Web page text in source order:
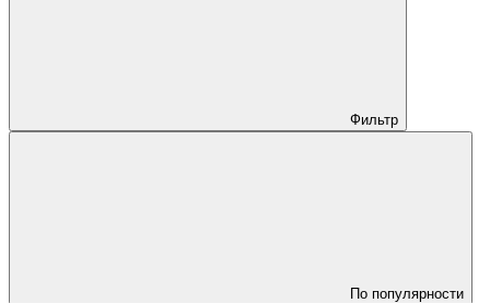
Фильтр
По популярности